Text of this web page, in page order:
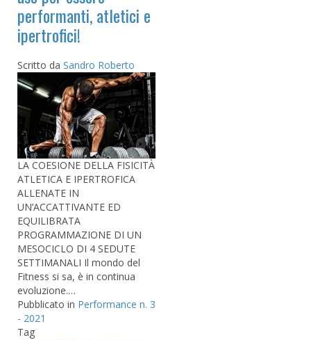
performanti, atletici e
ipertrofici!
Scritto da Sandro Roberto
LA COESIONE DELLA FISICITÀ
ATLETICA E IPERTROFICA
ALLENATE IN
UN’ACCATTIVANTE ED
EQUILIBRATA
PROGRAMMAZIONE DI UN
MESOCICLO DI 4 SEDUTE
SETTIMANALI Il mondo del
Fitness si sa, è in continua
evoluzione.…
Pubblicato in Performance n. 3
- 2021
Tag